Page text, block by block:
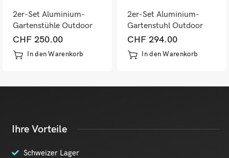
2er-Set Aluminium-
Gartenstühle Outdoor
mit Seilgeflecht Kissen
anthrazit taupe
CHF 250.00
In den Warenkorb
2er-Set Aluminium-
Gartenstuhl Outdoor
Seilgeflecht Kissen
anthrazit dunkelgrau
CHF 294.00
In den Warenkorb
Ihre Vorteile
Schweizer Lager